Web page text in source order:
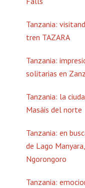
Tanzania:
tren TAZARA
Tanzania:
solitarias en
Tanzania: la
Masáis del norte
Tanzania: en
de Lago
Ngorongoro
Tanzania: